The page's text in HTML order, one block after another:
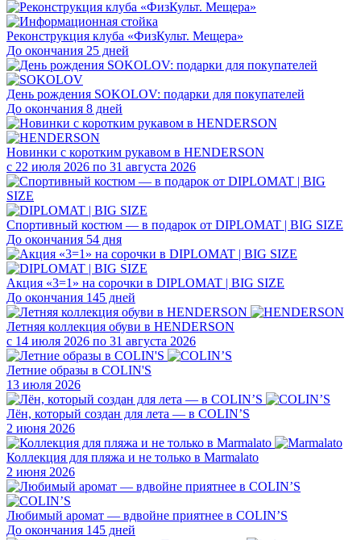
Реконструкция клуба «ФизКульт. Мещера»
До окончания 25 дней
День рождения SOKOLOV: подарки для покупателей
До окончания 8 дней
Новинки с коротким рукавом в HENDERSON
с 22 июля 2026 по 31 августа 2026
Спортивный костюм — в подарок от DIPLOMAT | BIG SIZE
До окончания 54 дня
Акция «3=1» на сорочки в DIPLOMAT | BIG SIZE
До окончания 145 дней
Летняя коллекция обуви в HENDERSON
с 14 июля 2026 по 31 августа 2026
Летние образы в COLIN'S
13 июля 2026
Лён, который создан для лета — в COLIN’S
2 июня 2026
Коллекция для пляжа и не только в Marmalato
2 июня 2026
Любимый аромат — вдвойне приятнее в COLIN’S
До окончания 145 дней